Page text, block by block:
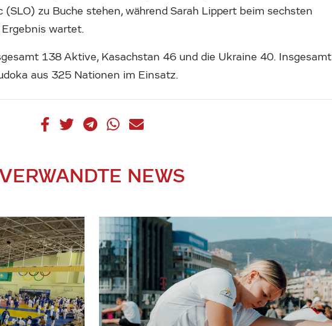
zu Buche stehen, während Sarah Lippert beim sechsten
wartet.
138 Aktive, Kasachstan 46 und die Ukraine 40. Insgesamt
aus 325 Nationen im Einsatz.
NEWS